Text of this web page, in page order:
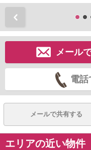
メール
電
メールで共有する
エリアの近い物件